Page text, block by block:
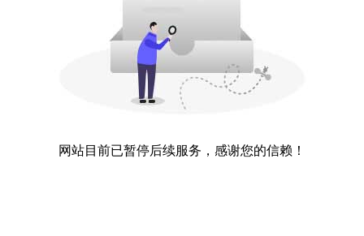
网站目前已暂停后续服务，感谢您的信赖！